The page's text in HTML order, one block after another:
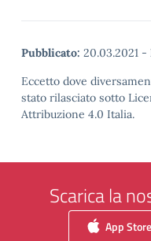
Pubblicato: 20.03.2021 -
Eccetto dove
stato rilasciato sotto
Attribuzione 4.0 Italia.
Scarica la
App Store